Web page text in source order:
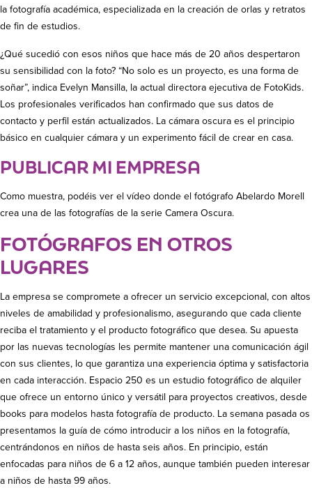
la fotografía académica, especializada en la creación de orlas y retratos
de fin de estudios.
¿Qué sucedió con esos niños que hace más de 20 años despertaron
su sensibilidad con la foto? “No solo es un proyecto, es una forma de
soñar”, indica Evelyn Mansilla, la actual directora ejecutiva de FotoKids.
Los profesionales verificados han confirmado que sus datos de
contacto y perfil están actualizados. La cámara oscura es el principio
básico en cualquier cámara y un experimento fácil de crear en casa.
PUBLICAR MI EMPRESA
Como muestra, podéis ver el vídeo donde el fotógrafo Abelardo Morell
crea una de las fotografías de la serie Camera Oscura.
FOTÓGRAFOS EN OTROS
LUGARES
La empresa se compromete a ofrecer un servicio excepcional, con altos
niveles de amabilidad y profesionalismo, asegurando que cada cliente
reciba el tratamiento y el producto fotográfico que desea. Su apuesta
por las nuevas tecnologías les permite mantener una comunicación ágil
con sus clientes, lo que garantiza una experiencia óptima y satisfactoria
en cada interacción. Espacio 250 es un estudio fotográfico de alquiler
que ofrece un entorno único y versátil para proyectos creativos, desde
books para modelos hasta fotografía de producto. La semana pasada os
presentamos la guía de cómo introducir a los niños en la fotografía,
centrándonos en niños de hasta seis años. En principio, están
enfocadas para niños de 6 a 12 años, aunque también pueden interesar
a niños de hasta 99 años.